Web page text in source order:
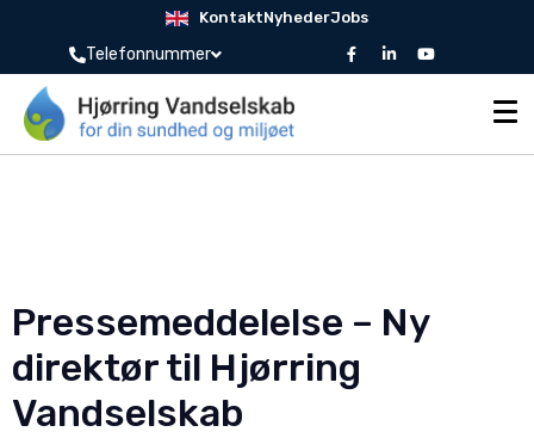
Telefonnummer
KontaktNyhederJobs
Pressemeddelelse – Ny
direktør til Hjørring
Vandselskab